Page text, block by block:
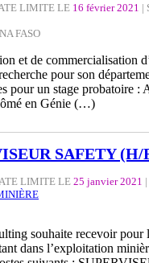
LIMITE LE 16 février 2021 |
FASO
et de commercialisation
pour son
pour un stage probatoire :
en Génie (…)
SAFETY (H/
LIMITE LE 25 janvier 2021 |
souhaite recevoir pour
dans l’exploitation